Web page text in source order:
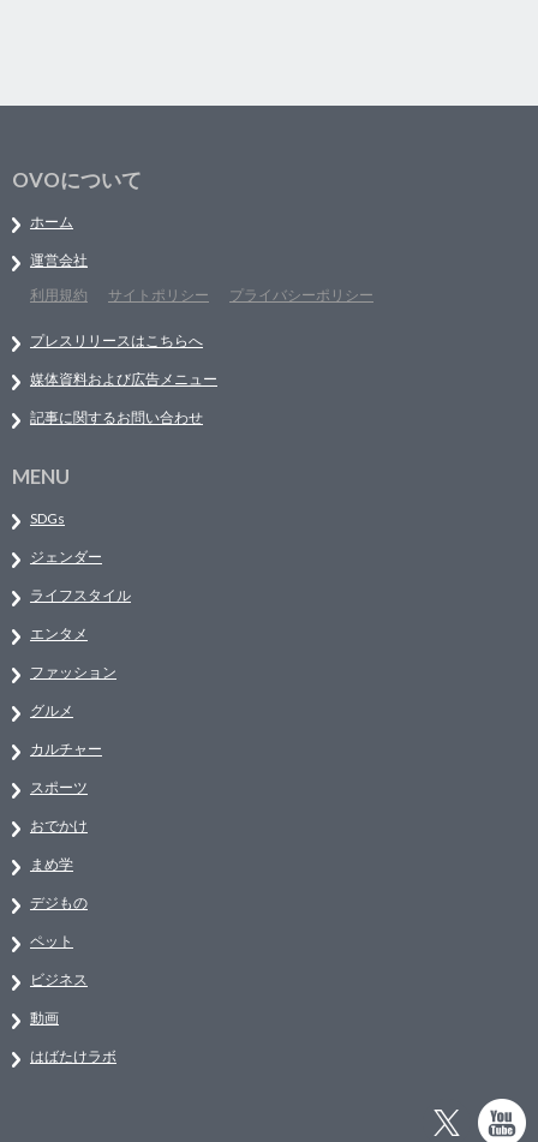
OVOについて
ホーム
運営会社
利用規約
サイトポリシー プライバシーポリシー
プレスリリースはこちらへ
媒体資料および広告メニュー
記事に関するお問い合わせ
MENU
SDGs
ジェンダー
ライフスタイル
エンタメ
ファッション
グルメ
カルチャー
スポーツ
おでかけ
まめ学
デジもの
ペット
ビジネス
動画
はばたけラボ